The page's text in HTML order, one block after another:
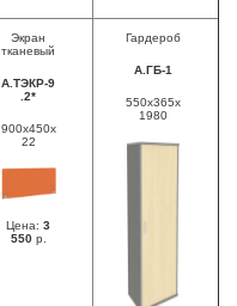
Экран
тканевый
А.ТЭКР-9
.2*
900x450x
22
Цена: 3
550 р.
Гардероб
А.ГБ-1
550x365x
1980